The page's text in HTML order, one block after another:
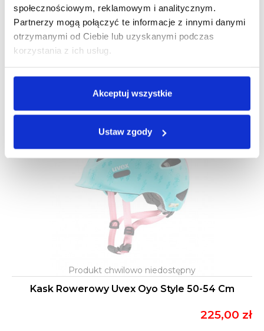
społecznościowym, reklamowym i analitycznym.
Partnerzy mogą połączyć te informacje z innymi danymi
otrzymanymi od Ciebie lub uzyskanymi podczas
korzystania z ich usług.
Akceptuj wszystkie
Ustaw zgody
Kask Rowerowy Uvex Oyo Style Różowy 45-50
Kask Rowerowy Uvex Oyo Style 50-54 Cm
225,00 zł